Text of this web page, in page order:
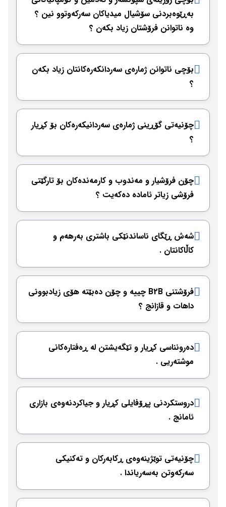
بەڕێوەبردنی سۆشیال میدیاكان سەركەوتوو نین ؟
وە ناتوانن فرۆشتان زیاد بكەن ؟
بۆچی ناتوانن ژمارەی سەردانكەرەكانتان زیاد بكەن
؟
چۆنیەتی گۆڕینی ژمارەی سەردانیكەرەكان بۆ كڕیار
؟
چۆن فرۆشیار و مەندوب و كارمەندەكان بۆ تارگێتی
فرۆشی زیاتر ئامادە دەكەیت ؟
شەش ڕێگای ناساندنێكی باشتری بەرهەم و
كاڵاكانتان .
فرۆشتنی B2B چییە و چۆن دەبێتە هۆی زیادبوونی
داهات و قازانج ؟
دەرونناسی كڕیار و تێگەیشتن لە ڕەفتارەكانی
موشتەریی .
دروستكردنی پڕۆفایلی كڕیار و جیاكردنەوەی بازاری
ئامانج .
چۆنیەتی توێژینەوەی ڕكابەركان و تەكنیكی
سەركەوتن بەسەریاندا .